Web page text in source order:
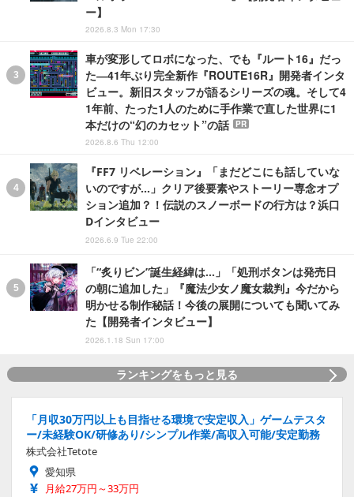
ー】
2026.8.3 Mon 17:30
車が変形してロボになった、でも『ルート16』だっ
た―41年ぶり完全新作『ROUTE16R』開発者インタ
ビュー。新旧スタッフが語るシリーズの魂。そして4
1年前、たった1人のために手作業で直した世界に1
本だけの“幻のカセット”の話
PR
2026.8.6 Thu 12:00
『FF7 リベレーション』「まだどこにも話していな
いのですが…」クリア後要素やストーリー専念オプ
ション追加？！伝説のスノーボードの行方は？浜口
Dインタビュー
2026.6.9 Tue 22:00
「“炙りビン”誕生経緯は…」「処刑ボタンは発売日
の朝に追加した」『魔法少女ノ魔女裁判』今だから
明かせる制作秘話！今後の展開についても聞いてみ
た【開発者インタビュー】
2026.1.18 Sun 17:00
ランキングをもっと見る
「月収30万円以上も目指せる環境で安定収入」ゲームテスタ
ー/未経験OK/研修あり/シンプル作業/高収入可能/安定勤務
株式会社Tetote
愛知県
月給27万円～33万円